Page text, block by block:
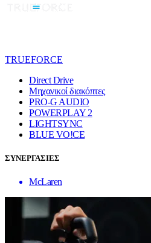
TRUEFORCE
Direct Drive
Μηχανικοί διακόπτες
PRO-G AUDIO
POWERPLAY 2
LIGHTSYNC
BLUE VO!CE
ΣΥΝΕΡΓΑΣΙΕΣ
McLaren